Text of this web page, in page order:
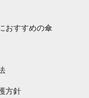
おすすめの傘
方針